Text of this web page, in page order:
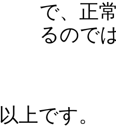
で、正
るので
以上です。